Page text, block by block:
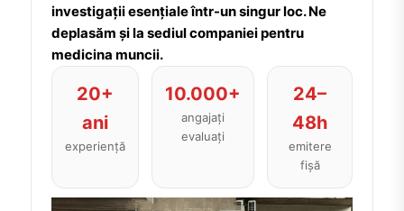
investigații esențiale într-un singur loc. Ne
deplasăm și la sediul companiei pentru
medicina muncii.
20+
ani
experiență
10.000+
angajați
evaluați
24–
48h
emitere
fișă